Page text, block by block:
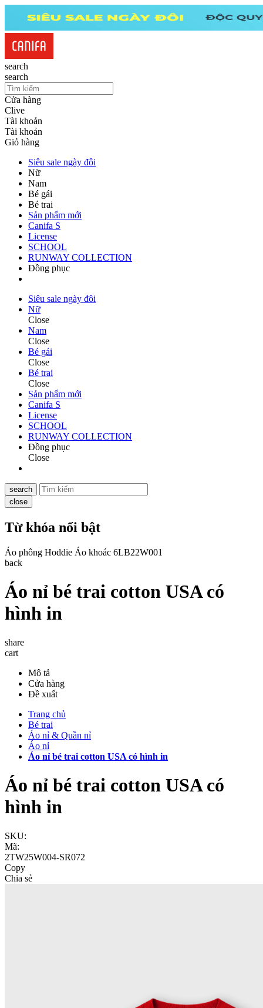
search
search
Cửa hàng
Clive
Tài khoản
Tài khoản
Giỏ hàng
Siêu sale ngày đôi
Nữ
Nam
Bé gái
Bé trai
Sản phẩm mới
Canifa S
License
SCHOOL
RUNWAY COLLECTION
Đồng phục
Siêu sale ngày đôi
Nữ
Close
Nam
Close
Bé gái
Close
Bé trai
Close
Sản phẩm mới
Canifa S
License
SCHOOL
RUNWAY COLLECTION
Đồng phục
Close
search
close
Từ khóa nổi bật
Áo phông Hoddie Áo khoác 6LB22W001
back
Áo nỉ bé trai cotton USA có
hình in
share
cart
Mô tả
Cửa hàng
Đề xuất
Trang chủ
Bé trai
Áo nỉ & Quần nỉ
Áo nỉ
Áo nỉ bé trai cotton USA có hình in
Áo nỉ bé trai cotton USA có
hình in
SKU:
Mã:
2TW25W004-SR072
Copy
Chia sẻ